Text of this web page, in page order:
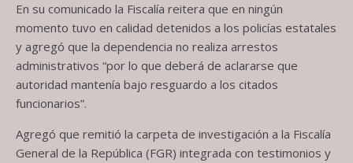
En su comunicado la Fiscalía reitera que en ningún
momento tuvo en calidad detenidos a los policías estatales
y agregó que la dependencia no realiza arrestos
administrativos “por lo que deberá de aclararse que
autoridad mantenía bajo resguardo a los citados
funcionarios”.
Agregó que remitió la carpeta de investigación a la Fiscalía
General de la República (FGR) integrada con testimonios y